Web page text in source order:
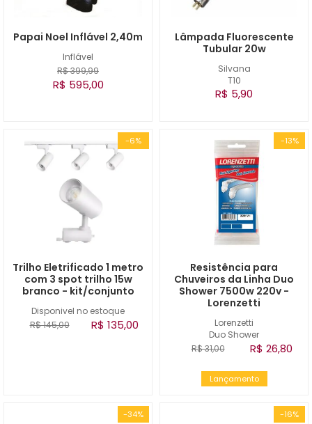
Inflável
Papai Noel Inflável 2,40m
R$ 399,99
R$ 595,00
Silvana
T10
Lâmpada Fluorescente
Tubular 20w
R$ 5,90
-6%
Disponivel no estoque
Trilho Eletrificado 1 metro
com 3 spot trilho 15w
branco - kit/conjunto
R$ 145,00 R$ 135,00
-13%
Lorenzetti
Duo Shower
Resistência para
Chuveiros da Linha Duo
Shower 7500w 220v -
Lorenzetti
R$ 31,00 R$ 26,80
Lançamento
-34% -16%